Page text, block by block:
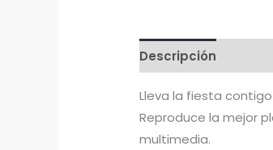
Descripción
Lleva la fiesta
Reproduce la mejor
multimedia.